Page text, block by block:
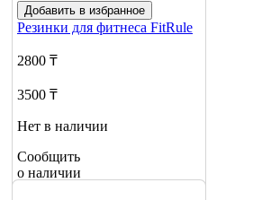
Добавить в избранное
Резинки для фитнеса FitRule
2800 ₸
3500 ₸
Нет в наличии
Сообщить
о наличии